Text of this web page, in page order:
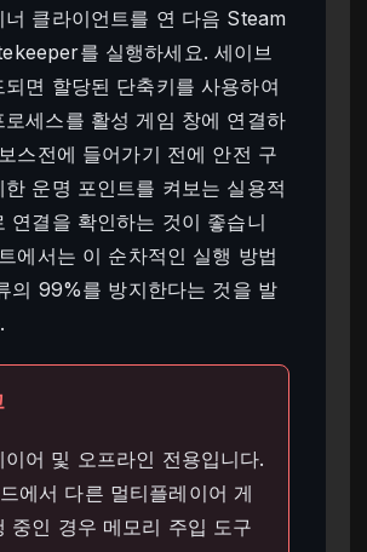
너 클라이언트를 연 다음 Steam
를 실행하세요. 세이브
되면 할당된 단축키를 사용하여
로세스를 활성 게임 창에 연결하
스전에 들어가기 전에 안전 구
한 운명 포인트를 켜보는 실용적
연결을 확인하는 것이 좋습니
에서는 이 순차적인 실행 방법
의 99%를 방지한다는 것을 발
이어 및 오프라인 전용입니다.
에서 다른 멀티플레이어 게
중인 경우 메모리 주입 도구